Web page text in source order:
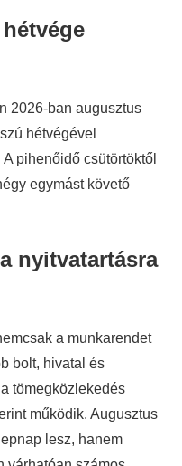
2026-ban augusztus
hétvégével
pihenőidő csütörtöktől
egymást követő
nyitvatartásra
a munkarendet
bolt, hivatal és
tömegközlekedés
működik. Augusztus
lesz, hanem